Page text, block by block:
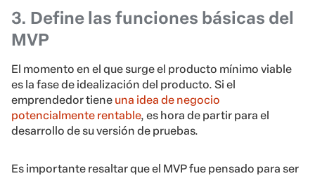
3. Define las funciones básicas del
MVP
El momento en el que surge el producto mínimo viable
es la fase de idealización del producto. Si el
emprendedor tiene una idea de negocio
potencialmente rentable, es hora de partir para el
desarrollo de su versión de pruebas.
Es importante resaltar que el MVP fue pensado para ser